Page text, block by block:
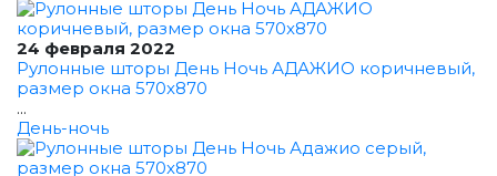
24 февраля 2022
Рулонные шторы День Ночь АДАЖИО коричневый,
размер окна 570x870
...
День-ночь